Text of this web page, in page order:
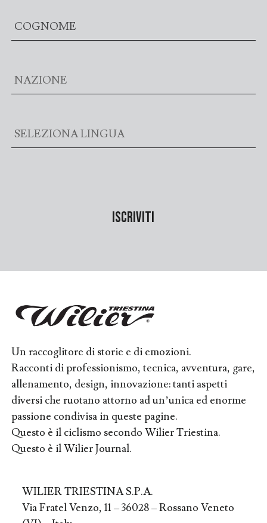
Un raccoglitore di storie e di emozioni.
Racconti di professionismo, tecnica, avventura, gare,
allenamento, design, innovazione: tanti aspetti
diversi che ruotano attorno ad un’unica ed enorme
passione condivisa in queste pagine.
Questo è il ciclismo secondo Wilier Triestina.
Questo è il Wilier Journal.
WILIER TRIESTINA S.P.A.
Via Fratel Venzo, 11 – 36028 – Rossano Veneto